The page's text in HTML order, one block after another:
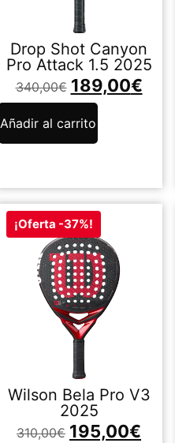
Drop Shot Canyon
Pro Attack 1.5 2025
340,00€ 189,00€
Añadir al carrito
¡Oferta -37%!
Wilson Bela Pro V3
2025
310,00€ 195,00€